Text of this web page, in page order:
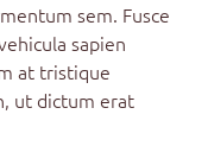
sem. Fusce
sapien
at tristique
ut dictum erat